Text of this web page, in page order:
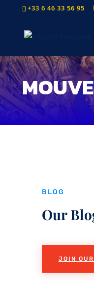
+33 6 46 33 56 95
BLOG
Our
JOIN